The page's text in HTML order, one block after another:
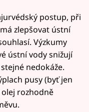
postup, při
zlepšovat ústní
Výzkumy
ústní vody snižují
nedokáže.
pusy (byť jen
rozhodně